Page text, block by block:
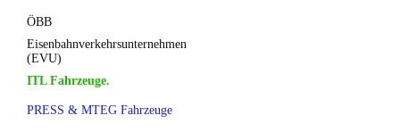
ÖBB
Eisenbahnverkehrsunternehmen
(EVU)
ITL Fahrzeuge.
PRESS & MTEG Fahrzeuge